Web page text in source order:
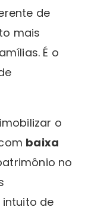
de
mais
É o
o
baixa
no
intuito de